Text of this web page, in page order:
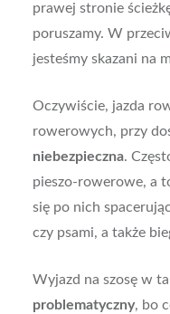
prawej stronie
poruszamy. W
jesteśmy skazani na
Oczywiście, jazda
rowerowych, przy
niebezpieczna.
pieszo-rowerowe, a
się po nich
czy psami, a także
Wyjazd na szosę w
problematyczny, bo